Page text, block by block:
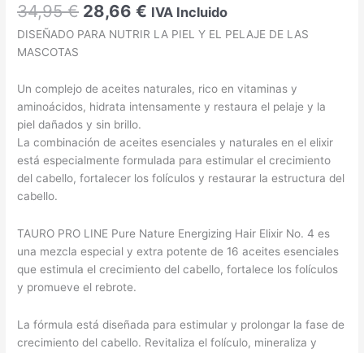
34,95€ 28,66€ IVA Incluido
DISEÑADO PARA NUTRIR LA PIEL Y EL PELAJE DE LAS
MASCOTAS
Un complejo de aceites naturales, rico en vitaminas y
aminoácidos, hidrata intensamente y restaura el pelaje y la
piel dañados y sin brillo.
La combinación de aceites esenciales y naturales en el elixir
está especialmente formulada para estimular el crecimiento
del cabello, fortalecer los folículos y restaurar la estructura del
cabello.
TAURO PRO LINE Pure Nature Energizing Hair Elixir No. 4 es
una mezcla especial y extra potente de 16 aceites esenciales
que estimula el crecimiento del cabello, fortalece los folículos
y promueve el rebrote.
La fórmula está diseñada para estimular y prolongar la fase de
crecimiento del cabello. Revitaliza el folículo, mineraliza y